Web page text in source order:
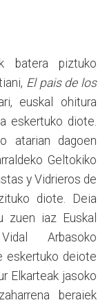
batera piztuko
El pais de los
euskal ohitura
eskertuko diote.
atarian dagoen
Geltokiko
y Vidrieros de
diote. Deia
zuen iaz Euskal
Arbasoko
eskertuko deiote
Elkarteak jasoko
beraiek